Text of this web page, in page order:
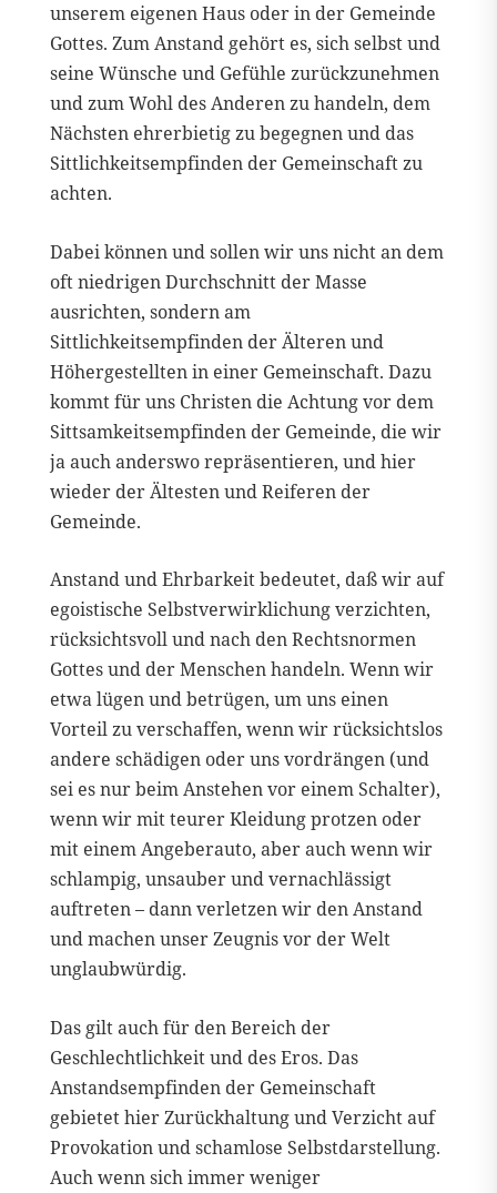
unserem eigenen Haus oder in der Gemeinde
Gottes. Zum Anstand gehört es, sich selbst und
seine Wünsche und Gefühle zurückzunehmen
und zum Wohl des Anderen zu handeln, dem
Nächsten ehrerbietig zu begegnen und das
Sittlichkeitsempfinden der Gemeinschaft zu
achten.
Dabei können und sollen wir uns nicht an dem
oft niedrigen Durchschnitt der Masse
ausrichten, sondern am
Sittlichkeitsempfinden der Älteren und
Höhergestellten in einer Gemeinschaft. Dazu
kommt für uns Christen die Achtung vor dem
Sittsamkeitsempfinden der Gemeinde, die wir
ja auch anderswo repräsentieren, und hier
wieder der Ältesten und Reiferen der
Gemeinde.
Anstand und Ehrbarkeit bedeutet, daß wir auf
egoistische Selbstverwirklichung verzichten,
rücksichtsvoll und nach den Rechtsnormen
Gottes und der Menschen handeln. Wenn wir
etwa lügen und betrügen, um uns einen
Vorteil zu verschaffen, wenn wir rücksichtslos
andere schädigen oder uns vordrängen (und
sei es nur beim Anstehen vor einem Schalter),
wenn wir mit teurer Kleidung protzen oder
mit einem Angeberauto, aber auch wenn wir
schlampig, unsauber und vernachlässigt
auftreten – dann verletzen wir den Anstand
und machen unser Zeugnis vor der Welt
unglaubwürdig.
Das gilt auch für den Bereich der
Geschlechtlichkeit und des Eros. Das
Anstandsempfinden der Gemeinschaft
gebietet hier Zurückhaltung und Verzicht auf
Provokation und schamlose Selbstdarstellung.
Auch wenn sich immer weniger